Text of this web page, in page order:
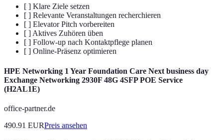
[ ] Klare Ziele setzen
[ ] Relevante Veranstaltungen recherchieren
[ ] Elevator Pitch vorbereiten
[ ] Aktives Zuhören üben
[ ] Follow-up nach Kontaktpflege planen
[ ] Online-Präsenz optimieren
HPE Networking 1 Year Foundation Care Next business day
Exchange Networking 2930F 48G 4SFP POE Service
(H2AL1E)
office-partner.de
490.91 EURPreis ansehen